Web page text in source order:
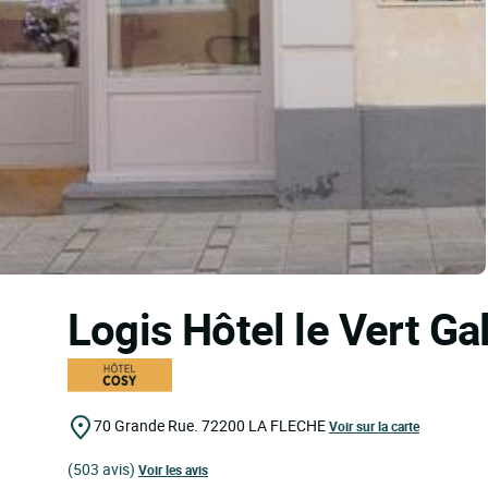
Logis Hôtel le Vert
70 Grande Rue. 72200 LA FLECHEVoir sur la carte
(503 avis) Voir les avis